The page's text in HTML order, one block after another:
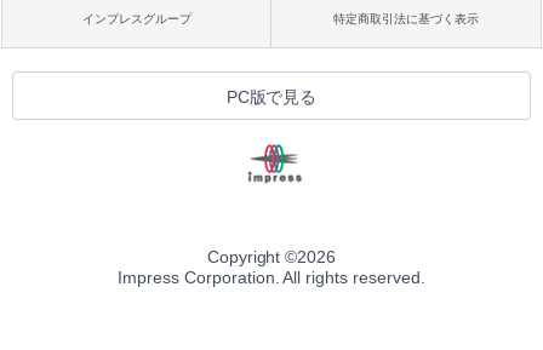
インプレスグループ 特定商取引法に基づく表示
PC版で見る
Copyright ©2026
Impress Corporation. All rights reserved.